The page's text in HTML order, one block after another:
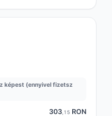
képest (ennyivel fizetsz
303 ,15 RON